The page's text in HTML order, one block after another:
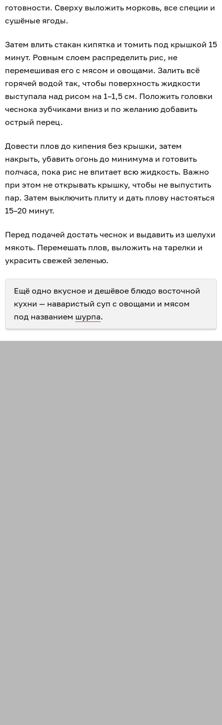
готовности. Сверху выложить морковь, все специи и
сушёные ягоды.
Затем влить стакан кипятка и томить под крышкой 15
минут. Ровным слоем распределить рис, не
перемешивая его с мясом и овощами. Залить всё
горячей водой так, чтобы поверхность жидкости
выступала над рисом на 1–1,5 см. Положить головки
чеснока зубчиками вниз и по желанию добавить
острый перец.
Довести плов до кипения без крышки, затем
накрыть, убавить огонь до минимума и готовить
полчаса, пока рис не впитает всю жидкость. Важно
при этом не открывать крышку, чтобы не выпустить
пар. Затем выключить плиту и дать плову настояться
15–20 минут.
Перед подачей достать чеснок и выдавить из шелухи
мякоть. Перемешать плов, выложить на тарелки и
украсить свежей зеленью.
Ещё одно вкусное и дешёвое блюдо восточной
кухни — наваристый суп с овощами и мясом
под названием шурпа.